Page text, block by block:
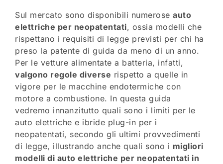
Sul mercato sono disponibili numerose auto
elettriche per neopatentati, ossia modelli che
rispettano i requisiti di legge previsti per chi ha
preso la patente di guida da meno di un anno.
Per le vetture alimentate a batteria, infatti,
valgono regole diverse rispetto a quelle in
vigore per le macchine endotermiche con
motore a combustione. In questa guida
vedremo innanzitutto quali sono i limiti per le
auto elettriche e ibride plug-in per i
neopatentati, secondo gli ultimi provvedimenti
di legge, illustrando anche quali sono i migliori
modelli di auto elettriche per neopatentati in